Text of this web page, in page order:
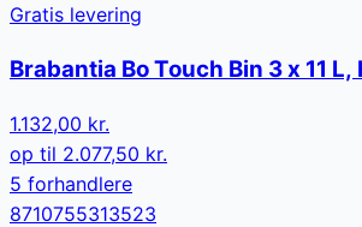
Gratis levering
Brabantia Bo Touch Bin 3 x 11 L,
1.132,00 kr.
op til 2.077,50 kr.
5 forhandlere
8710755313523